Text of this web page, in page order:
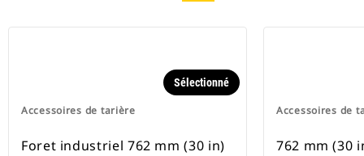
Accessoires de tarière
Sélectionné
Foret industriel 762 mm (30 in)
Accessoires de
762 mm (30